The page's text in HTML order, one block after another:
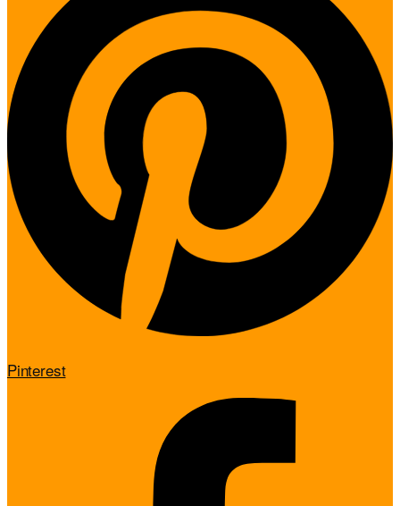
Pinterest